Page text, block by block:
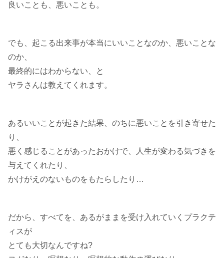
良いことも、悪いことも。
でも、起こる出来事が本当にいいことなのか、悪いことな
のか、
最終的にはわからない、と
ヤラさんは教えてくれます。
あるいいことが起きた結果、のちに悪いことを引き寄せた
り、
悪く感じることがあったおかけで、人生が変わる気づきを
与えてくれたり、
かけがえのないものをもたらしたり…
だから、すべてを、あるがままを受け入れていくプラクテ
ィスが
とても大切なんですね?